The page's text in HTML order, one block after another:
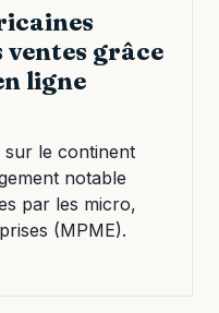
grâce
ligne
sur le continent
notable
par les micro,
(MPME).